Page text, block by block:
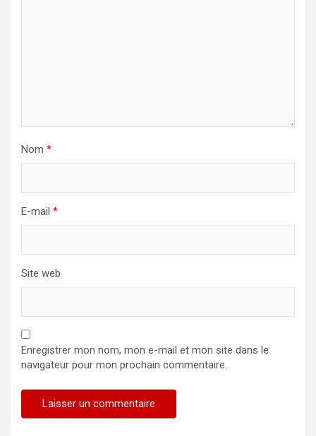
Nom *
E-mail *
Site web
Enregistrer mon nom, mon e-mail et mon site dans le
navigateur pour mon prochain commentaire.